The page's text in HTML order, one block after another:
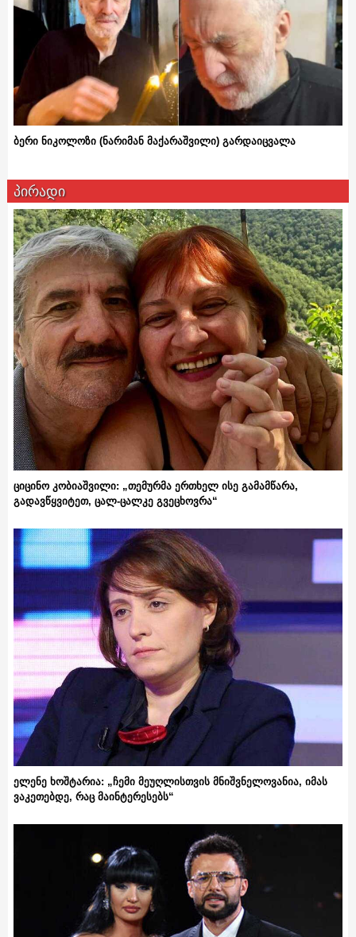
ბერი ნიკოლოზი (ნარიმან მაქარაშვილი) გარდაიცვალა
პირადი
ციცინო კობიაშვილი: „თემურმა ერთხელ ისე გამამწარა,
გადავწყვიტეთ, ცალ-ცალკე გვეცხოვრა“
ელენე ხოშტარია: „ჩემი მეუღლისთვის მნიშვნელოვანია, იმას
ვაკეთებდე, რაც მაინტერესებს“